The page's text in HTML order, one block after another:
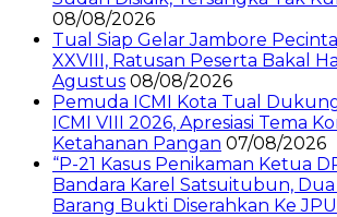
08/08/2026
Tual Siap Gelar Jambore
XXVIII, Ratusan Peserta Bakal
Agustus 08/08/2026
Pemuda ICMI Kota Tual
ICMI VIII 2026, Apresiasi Tema
Ketahanan Pangan 07/08/2026
“P-21 Kasus Penikaman Ketua
Bandara Karel Satsuitubun,
Barang Bukti Diserahkan Ke JPU